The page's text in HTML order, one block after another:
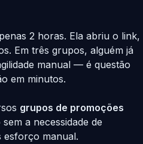
2 horas. Ela abriu o link,
Em três grupos, alguém já
manual — é questão
em minutos.
grupos de promoções
a necessidade de
esforço manual.